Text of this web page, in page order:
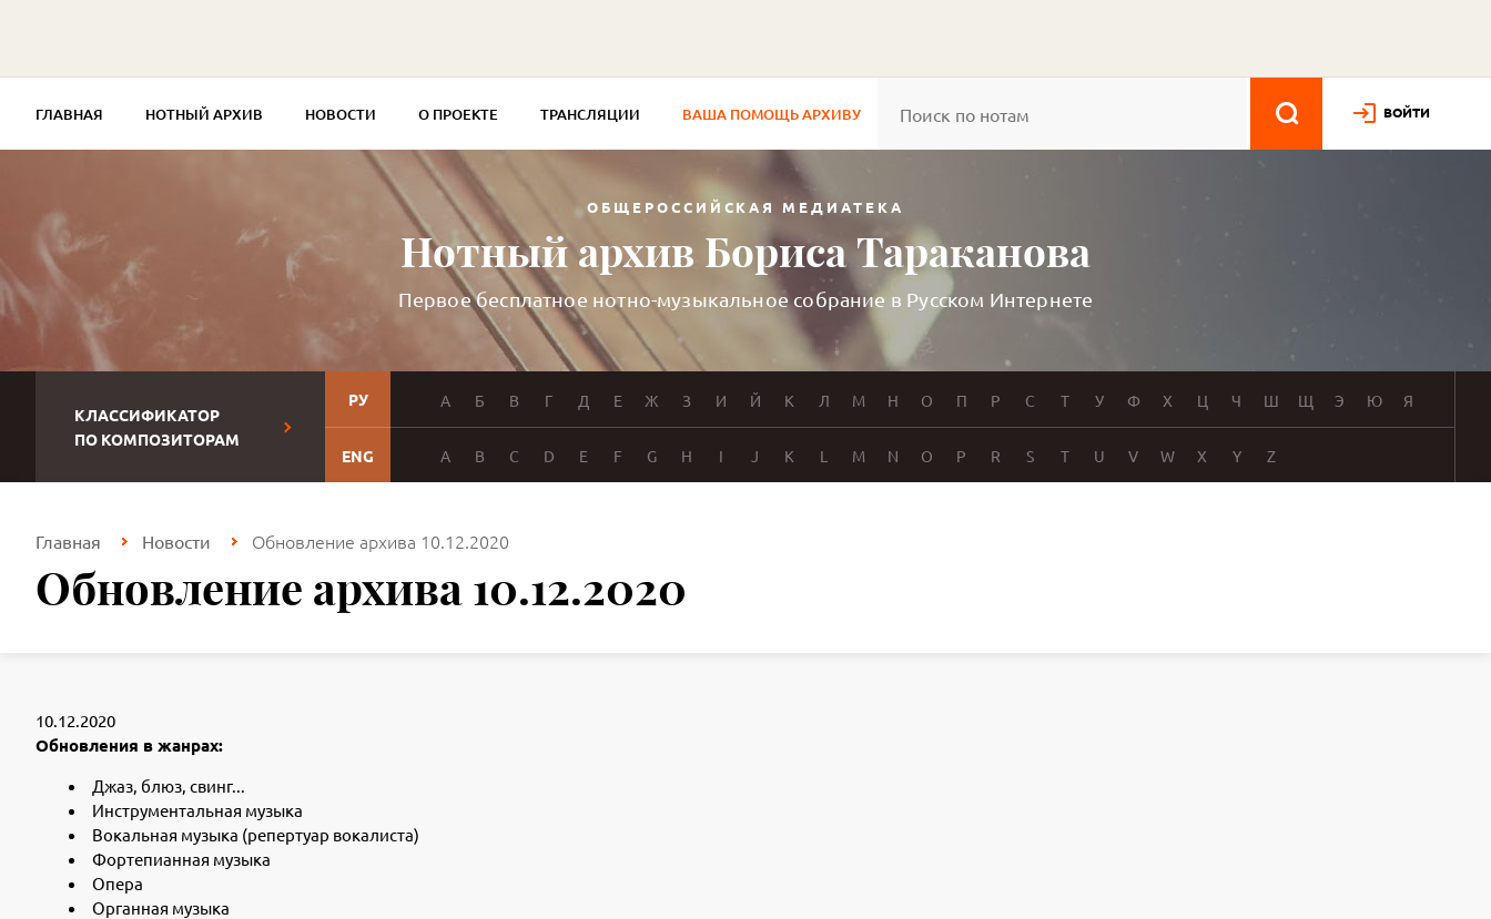
ГЛАВНАЯ НОТНЫЙ АРХИВ НОВОСТИ О ПРОЕКТЕ ТРАНСЛЯЦИИ ВАША ПОМОЩЬ АРХИВУ ВОЙТИ
ОБЩЕРОССИЙСКАЯ МЕДИАТЕКА
Нотный архив Бориса Тараканова
Первое бесплатное нотно-музыкальное собрание в Русском Интернете
КЛАССИФИКАТОР
ПО КОМПОЗИТОРАМ
РУ А Б В Г Д Е Ж З И Й К Л М Н О П Р С Т У Ф Х Ц Ч Ш Щ Э Ю Я
ENG A B C D E F G H I J K L M N O P R S T U V W X Y Z
Главная Новости Обновление архива 10.12.2020
Обновление архива 10.12.2020
10.12.2020
Обновления в жанрах:
Джаз, блюз, свинг...
Инструментальная музыка
Вокальная музыка (репертуар вокалиста)
Фортепианная музыка
Опера
Органная музыка